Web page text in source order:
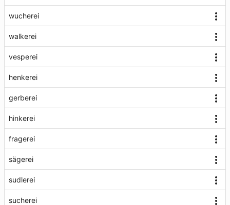
wucherei
walkerei
vesperei
henkerei
gerberei
hinkerei
fragerei
sägerei
sudlerei
sucherei